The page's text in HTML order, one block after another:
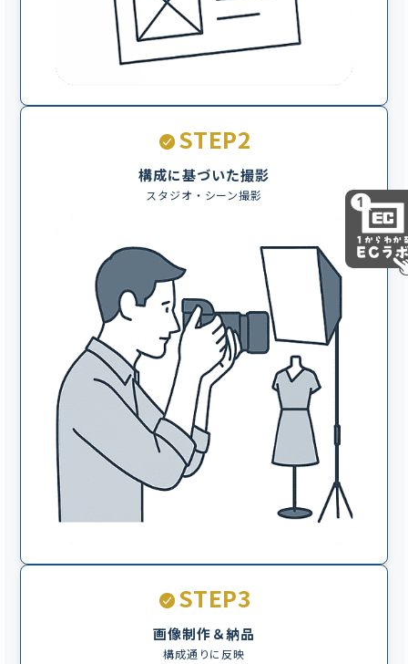
STEP2
構成に基づいた撮影
スタジオ・シーン撮影
STEP3
画像制作＆納品
構成通りに反映